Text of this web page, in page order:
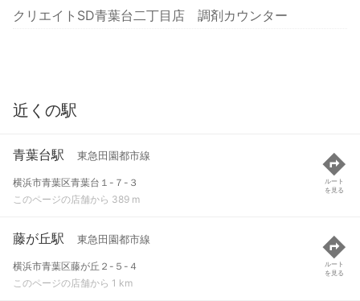
クリエイトSD青葉台二丁目店 調剤カウンター
近くの駅
青葉台駅 東急田園都市線
横浜市青葉区青葉台１-７-３
このページの店舗から 389 m
ルート
を見る
藤が丘駅 東急田園都市線
横浜市青葉区藤が丘２-５-４
このページの店舗から 1 km
ルート
を見る